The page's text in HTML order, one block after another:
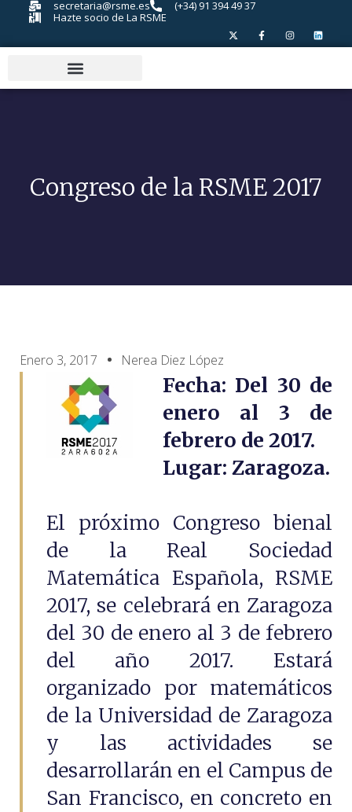
secretaria@rsme.es
(+34) 91 394 49 37
Hazte socio de La RSME
Congreso de la RSME 2017
Enero 3, 2017 Nerea Diez López
Fecha: Del 30 de
enero al 3 de
febrero de 2017.
Lugar: Zaragoza.
El próximo Congreso bienal
de la Real Sociedad
Matemática Española, RSME
2017, se celebrará en Zaragoza
del 30 de enero al 3 de febrero
del año 2017. Estará
organizado por matemáticos
de la Universidad de Zaragoza
y las actividades se
desarrollarán en el Campus de
San Francisco, en concreto en